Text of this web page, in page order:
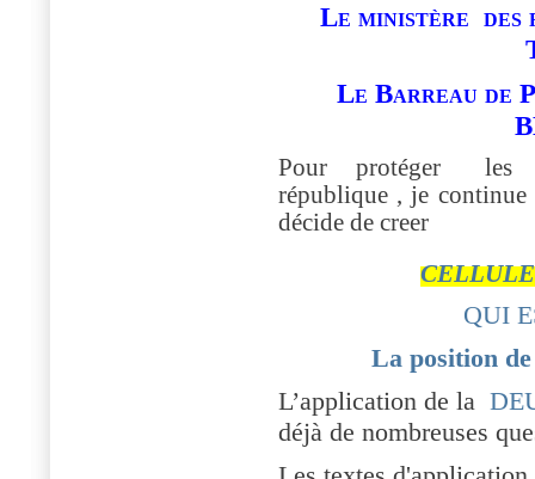
Le ministère des
Le Barreau de
Pour protéger les
république , je continue
décide de creer
QUI
La position
L’application de la
déjà de nombreuses